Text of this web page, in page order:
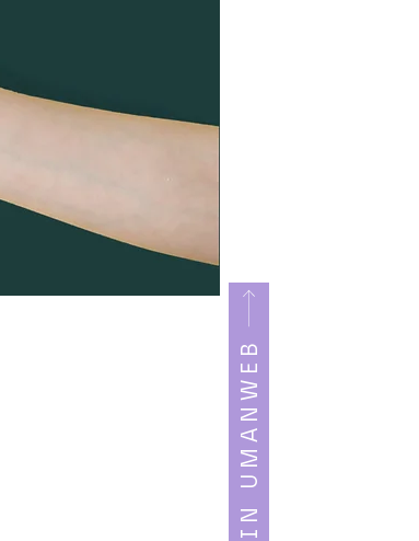
LOGIN UMANWEB